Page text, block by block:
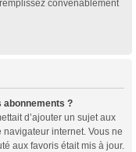
convenablement
abonnements ?
d’ajouter un sujet aux
internet. Vous ne
aux favoris était mis à jour.